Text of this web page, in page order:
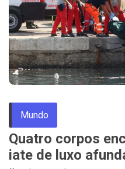
Mundo
Quatro corpos
iate de luxo